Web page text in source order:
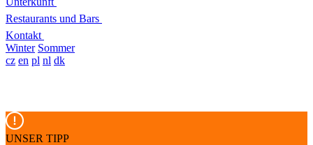
Restaurants und Bars
Kontakt
Winter Sommer
cz en pl nl dk
UNSER TIPP